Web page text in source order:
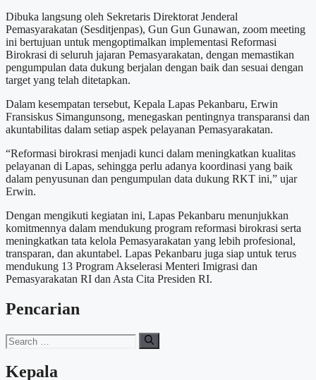
Dibuka langsung oleh Sekretaris Direktorat Jenderal
Pemasyarakatan (Sesditjenpas), Gun Gun Gunawan, zoom meeting
ini bertujuan untuk mengoptimalkan implementasi Reformasi
Birokrasi di seluruh jajaran Pemasyarakatan, dengan memastikan
pengumpulan data dukung berjalan dengan baik dan sesuai dengan
target yang telah ditetapkan.
Dalam kesempatan tersebut, Kepala Lapas Pekanbaru, Erwin
Fransiskus Simangunsong, menegaskan pentingnya transparansi dan
akuntabilitas dalam setiap aspek pelayanan Pemasyarakatan.
“Reformasi birokrasi menjadi kunci dalam meningkatkan kualitas
pelayanan di Lapas, sehingga perlu adanya koordinasi yang baik
dalam penyusunan dan pengumpulan data dukung RKT ini,” ujar
Erwin.
Dengan mengikuti kegiatan ini, Lapas Pekanbaru menunjukkan
komitmennya dalam mendukung program reformasi birokrasi serta
meningkatkan tata kelola Pemasyarakatan yang lebih profesional,
transparan, dan akuntabel. Lapas Pekanbaru juga siap untuk terus
mendukung 13 Program Akselerasi Menteri Imigrasi dan
Pemasyarakatan RI dan Asta Cita Presiden RI.
Pencarian
Search
for:
Kepala